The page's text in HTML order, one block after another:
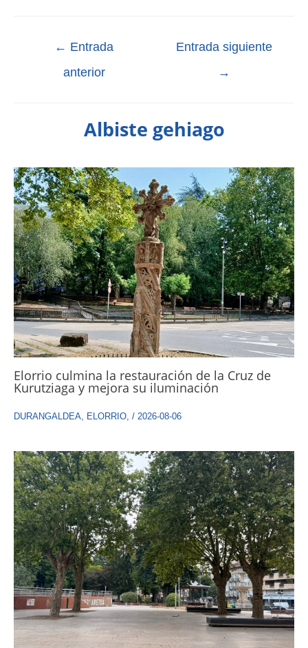
← Entrada
anterior
Entrada siguiente
→
Albiste gehiago
Elorrio culmina la restauración de la Cruz de
Kurutziaga y mejora su iluminación
DURANGALDEA ELORRIO / 2026-08-06